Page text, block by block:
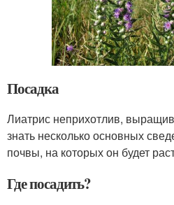
Посадка
Лиатрис неприхотлив,
знать несколько основных
почвы, на которых он будет
Где посадить?